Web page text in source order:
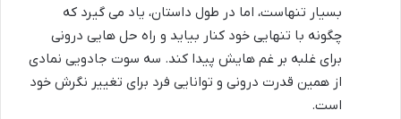
بسیار تنهاست، اما در طول داستان، یاد می گیرد که
چگونه با تنهایی خود کنار بیاید و راه حل هایی درونی
برای غلبه بر غم هایش پیدا کند. سه سوت جادویی نمادی
از همین قدرت درونی و توانایی فرد برای تغییر نگرش خود
است.